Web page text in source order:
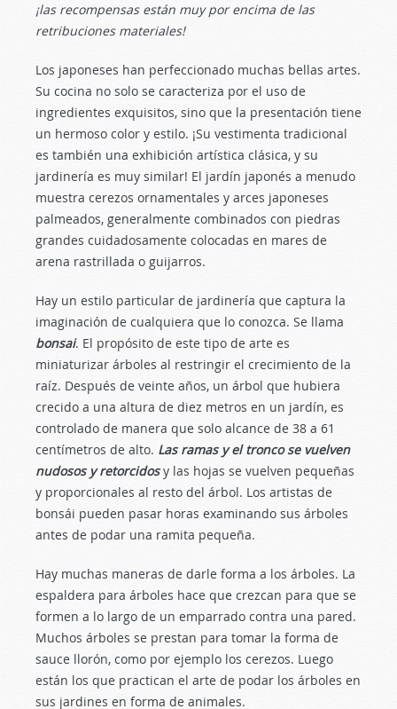
¡las recompensas están muy por encima de las
retribuciones materiales!
Los japoneses han perfeccionado muchas bellas artes.
Su cocina no solo se caracteriza por el uso de
ingredientes exquisitos, sino que la presentación tiene
un hermoso color y estilo. ¡Su vestimenta tradicional
es también una exhibición artística clásica, y su
jardinería es muy similar! El jardín japonés a menudo
muestra cerezos ornamentales y arces japoneses
palmeados, generalmente combinados con piedras
grandes cuidadosamente colocadas en mares de
arena rastrillada o guijarros.
Hay un estilo particular de jardinería que captura la
imaginación de cualquiera que lo conozca. Se llama
bonsai. El propósito de este tipo de arte es
miniaturizar árboles al restringir el crecimiento de la
raíz. Después de veinte años, un árbol que hubiera
crecido a una altura de diez metros en un jardín, es
controlado de manera que solo alcance de 38 a 61
centímetros de alto. Las ramas y el tronco se vuelven
nudosos y retorcidosy las hojas se vuelven pequeñas
y proporcionales al resto del árbol. Los artistas de
bonsái pueden pasar horas examinando sus árboles
antes de podar una ramita pequeña.
Hay muchas maneras de darle forma a los árboles. La
espaldera para árboles hace que crezcan para que se
formen a lo largo de un emparrado contra una pared.
Muchos árboles se prestan para tomar la forma de
sauce llorón, como por ejemplo los cerezos. Luego
están los que practican el arte de podar los árboles en
sus jardines en forma de animales.